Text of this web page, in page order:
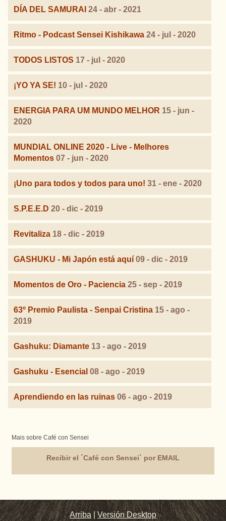
DÍA DEL SAMURAI 24 - abr - 2021
Ritmo - Podcast Sensei Kishikawa 24 - jul - 2020
TODOS LISTOS 17 - jul - 2020
¡YO YA SE! 10 - jul - 2020
ENERGIA PARA UM MUNDO MELHOR 15 - jun -
2020
MUNDIAL ONLINE 2020 - Live - Melhores
Momentos 07 - jun - 2020
¡Uno para todos y todos para uno! 31 - ene - 2020
S.P.E.E.D 20 - dic - 2019
Revitaliza 18 - dic - 2019
GASHUKU - Mi Japón está aquí 09 - dic - 2019
Momentos de Oro - Paciencia 25 - sep - 2019
63º Premio Paulista - Senpai Cristina 15 - ago -
2019
Gashuku: Diamante 13 - ago - 2019
Gashuku - Esencial 08 - ago - 2019
Aprendiendo en las ruinas 06 - ago - 2019
Mais sobre Café con Sensei
Recibir el ´Café con Sensei` por EMAIL
Arriba |Versión Desktop